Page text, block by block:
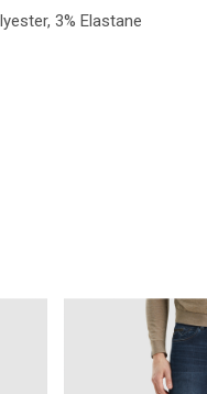
3% Elastane